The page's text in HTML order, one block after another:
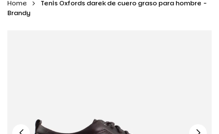
ZAPATOS
Home
Tenis Oxfords darek de cuero graso para hombre -
Brandy